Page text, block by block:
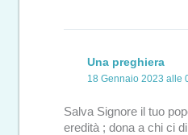
Una preghiera
18 Gennaio 2023 alle
Salva Signore il tuo
eredità ; dona a chi ci